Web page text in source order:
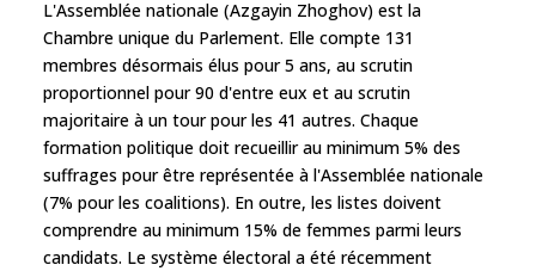
L'Assemblée nationale (Azgayin Zhoghov) est la
Chambre unique du Parlement. Elle compte 131
membres désormais élus pour 5 ans, au scrutin
proportionnel pour 90 d'entre eux et au scrutin
majoritaire à un tour pour les 41 autres. Chaque
formation politique doit recueillir au minimum 5% des
suffrages pour être représentée à l'Assemblée nationale
(7% pour les coalitions). En outre, les listes doivent
comprendre au minimum 15% de femmes parmi leurs
candidats. Le système électoral a été récemment